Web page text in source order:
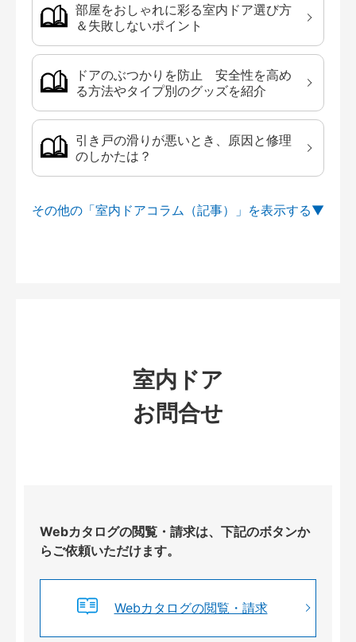
部屋をおしゃれに彩る室内ドア選び方
＆失敗しないポイント
ドアのぶつかりを防止 安全性を高め
る方法やタイプ別のグッズを紹介
引き戸の滑りが悪いとき、原因と修理
のしかたは？
その他の「室内ドアコラム（記事）」を
室内ドア
お問合せ
Webカタログの閲覧・請求は、下記のボタンか
らご依頼いただけます。
Webカタログの閲覧・請求